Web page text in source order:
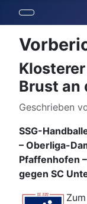
Brust an
Details
Geschrieben
SSG-
– Oberliga-
Pfaffenhofen
gegen SC